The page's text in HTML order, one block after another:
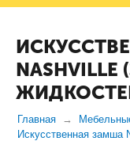
Главная
Искусственная замша